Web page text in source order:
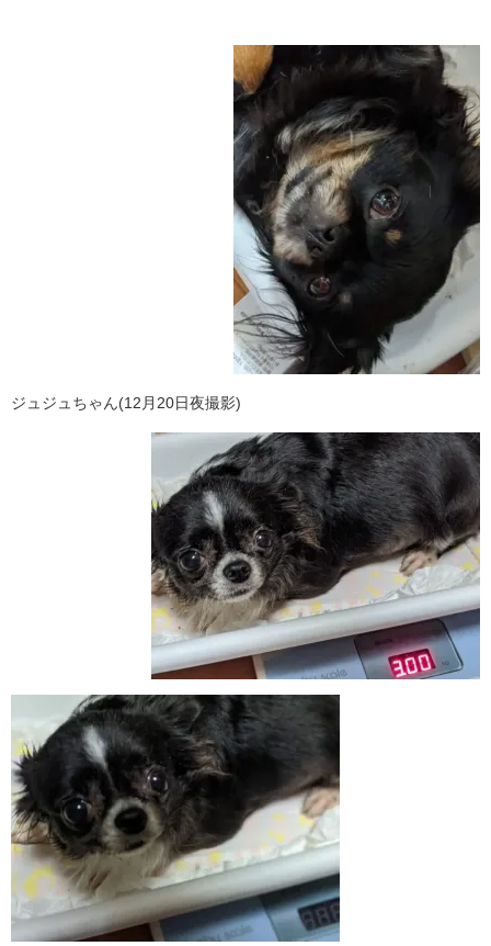
ジュジュちゃん(12月20日夜撮影)